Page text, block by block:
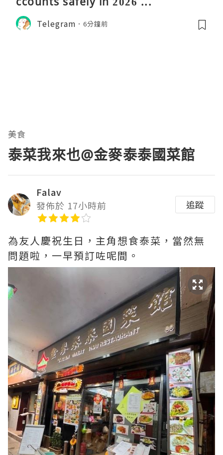
Telegram 6分鐘前
美食
泰菜我來也@金麥泰泰國菜館
Falav
發佈於 17小時前
追蹤
為友人慶祝生日，主角想食泰菜，當然無
問題啦，一早預訂咗呢間。